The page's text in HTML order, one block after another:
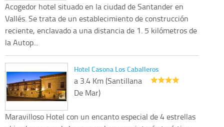
Acogedor hotel situado en la ciudad de Santander en
Vallés. Se trata de un establecimiento de construcción
reciente, enclavado a una distancia de 1. 5 kilómetros de
la Autop...
Hotel Casona Los Caballeros
a 3.4 Km (Santillana
De Mar)
Maravilloso Hotel con un encanto especial de 4 estrellas